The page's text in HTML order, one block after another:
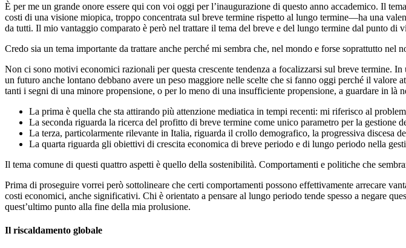
È per me un grande onore essere qui con voi oggi per l’inaugurazione di questo anno accademico. Il
costi di una visione miopica, troppo concentrata sul breve termine rispetto al lungo termine—ha una
da tutti. Il mio vantaggio comparato è però nel trattare il tema del breve e del lungo termine dal punto di
Credo sia un tema importante da trattare anche perché mi sembra che, nel mondo e forse soprattutto nel
Non ci sono motivi economici razionali per questa crescente tendenza a focalizzarsi sul breve termine.
un futuro anche lontano debbano avere un peso maggiore nelle scelte che si fanno oggi perché il
tanti i segni di una minore propensione, o per lo meno di una insufficiente propensione, a guardare in là
La prima è quella che sta attirando più attenzione mediatica in tempi recenti: mi riferisco al
La seconda riguarda la ricerca del profitto di breve termine come unico parametro per la gestione
La terza, particolarmente rilevante in Italia, riguarda il crollo demografico, la progressiva discesa
La quarta riguarda gli obiettivi di crescita economica di breve periodo e di lungo periodo nella
Il tema comune di questi quattro aspetti è quello della sostenibilità. Comportamenti e politiche che
Prima di proseguire vorrei però sottolineare che certi comportamenti possono effettivamente arrecare
costi economici, anche significativi. Chi è orientato a pensare al lungo periodo tende spesso a negare
quest’ultimo punto alla fine della mia prolusione.
Il riscaldamento globale